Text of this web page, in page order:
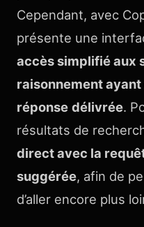
Cependant, avec
présente une
accès simplifié aux
raisonnement
réponse délivrée.
résultats de
direct avec la
suggérée, afin de
d’aller encore plus